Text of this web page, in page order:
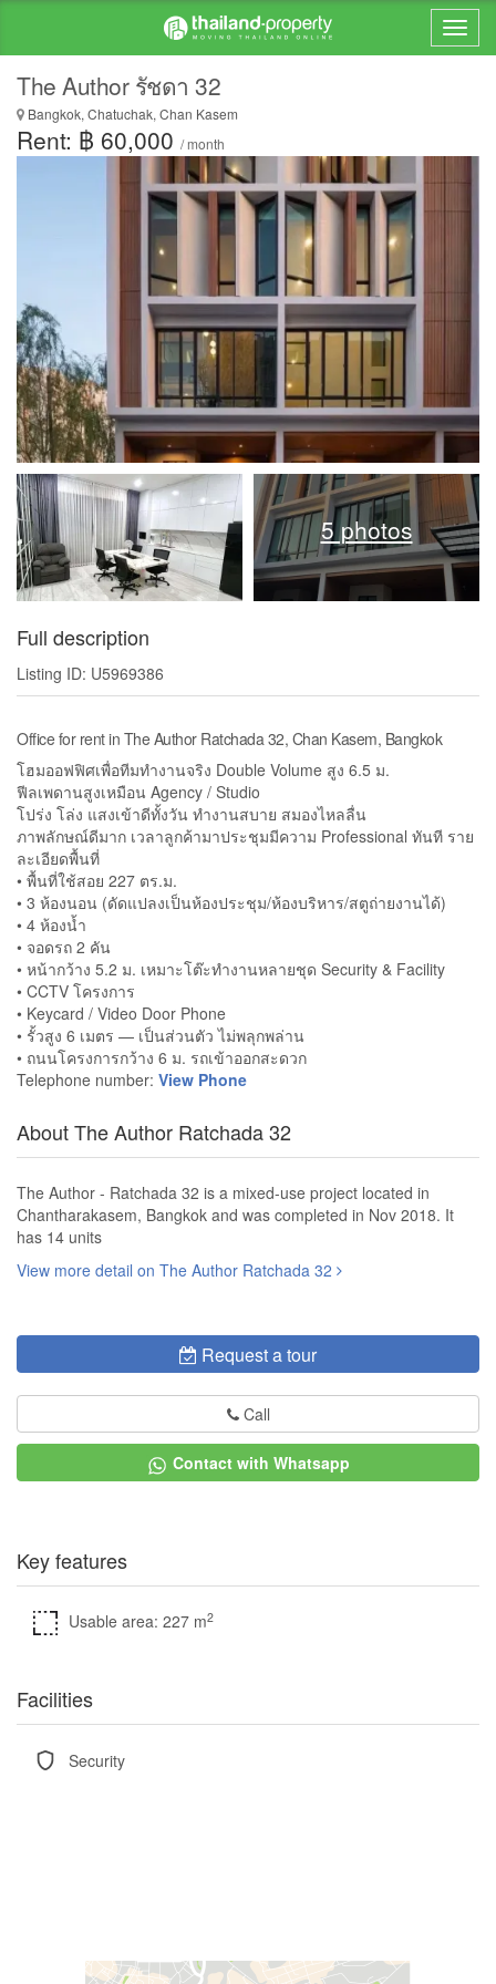
The Author รัชดา 32
Bangkok, Chatuchak, Chan Kasem
Rent: ฿ 60,000 / month
5 photos
Full description
Listing ID: U5969386
Office for rent in The Author Ratchada 32, Chan Kasem, Bangkok
โฮมออฟฟิศเพื่อทีมทำงานจริง Double Volume สูง 6.5 ม.
ฟีลเพดานสูงเหมือน Agency / Studio
โปร่ง โล่ง แสงเข้าดีทั้งวัน ทำงานสบาย สมองไหลลื่น
ภาพลักษณ์ดีมาก เวลาลูกค้ามาประชุมมีความ Professional ทันที ราย
ละเอียดพื้นที่
• พื้นที่ใช้สอย 227 ตร.ม.
• 3 ห้องนอน (ดัดแปลงเป็นห้องประชุม/ห้องบริหาร/สตูถ่ายงานได้)
• 4 ห้องน้ำ
• จอดรถ 2 คัน
• หน้ากว้าง 5.2 ม. เหมาะโต๊ะทำงานหลายชุด Security & Facility
• CCTV โครงการ
• Keycard / Video Door Phone
• รั้วสูง 6 เมตร — เป็นส่วนตัว ไม่พลุกพล่าน
• ถนนโครงการกว้าง 6 ม. รถเข้าออกสะดวก
Telephone number: View Phone
About The Author Ratchada 32
The Author - Ratchada 32 is a mixed-use project located in
Chantharakasem, Bangkok and was completed in Nov 2018. It
has 14 units
View more detail on The Author Ratchada 32
Request a tour
Call
Contact with Whatsapp
Key features
Usable area: 227 m2
Facilities
Security